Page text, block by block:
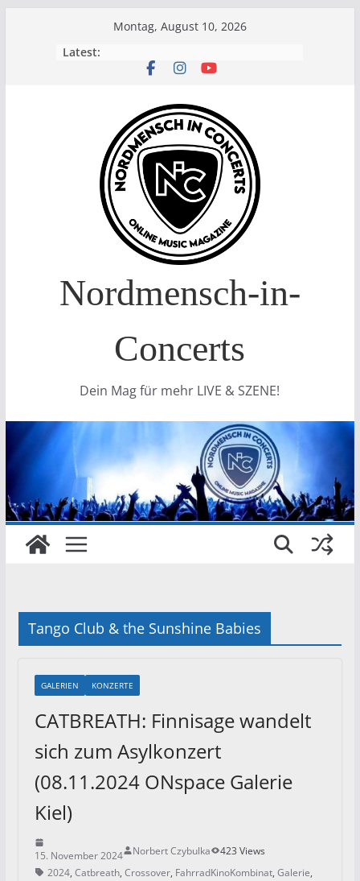
Montag, August 10, 2026
Latest:
Nordmensch-in-
Concerts
Dein Mag für mehr LIVE & SZENE!
Tango Club & the Sunshine Babies
GALERIEN KONZERTE
CATBREATH: Finnisage wandelt
sich zum Asylkonzert
(08.11.2024 ONspace Galerie
Kiel)
15. November 2024 Norbert Czybulka
423 Views
2024, Catbreath, Crossover, FahrradKinoKombinat, Galerie,